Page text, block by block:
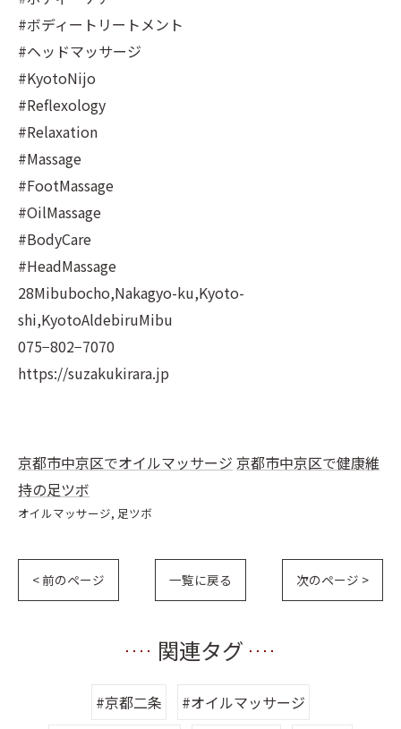
#ボディートリートメント
#ヘッドマッサージ
#KyotoNijo
#Reflexology
#Relaxation
#Massage
#FootMassage
#OilMassage
#BodyCare
#HeadMassage
28Mibubocho,Nakagyo-ku,Kyoto-
shi,KyotoAldebiruMibu
075−802−7070
https://suzakukirara.jp
京都市中京区でオイルマッサージ 京都市中京区で健康維
持の足ツボ
オイルマッサージ 足ツボ
< 前のページ 一覧に戻る 次のページ >
関連タグ
#京都二条 #オイルマッサージ